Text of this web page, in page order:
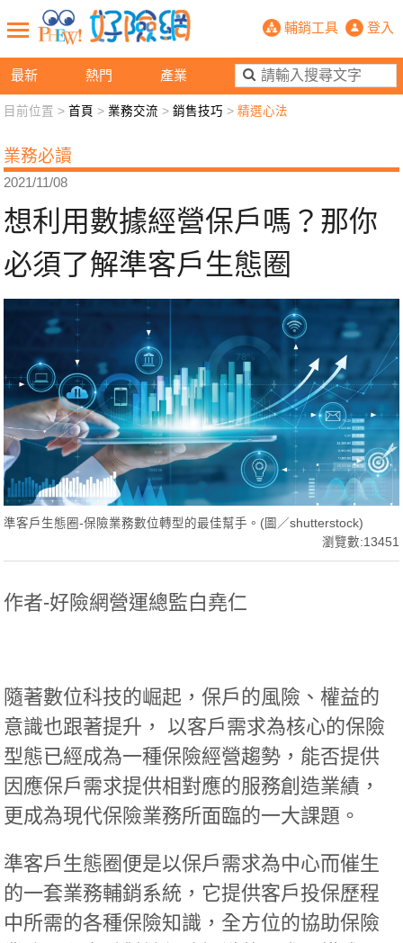
最新 熱門 產業
想利用數據經營保戶嗎？那你必
輔銷工具 登入
新聞觀點 業務交流 好險懂生活
退休先準備 好險學堂 輔銷工具 活動專區
目前位置 >首頁 >業務交流 >銷售技巧 >精選心法
業務必讀
2021/11/08
想利用數據經營保戶嗎？那你
必須了解準客戶生態圈
準客戶生態圈-保險業務數位轉型的最佳幫手。(圖／shutterstock)
瀏覽數:13451
作者-好險網營運總監白堯仁
隨著數位科技的崛起，保戶的風險、權益的
意識也跟著提升， 以客戶需求為核心的保險
型態已經成為一種保險經營趨勢，能否提供
因應保戶需求提供相對應的服務創造業績，
更成為現代保險業務所面臨的一大課題。
準客戶生態圈便是以保戶需求為中心而催生
的一套業務輔銷系統，它提供客戶投保歷程
中所需的各種保險知識，全方位的協助保險